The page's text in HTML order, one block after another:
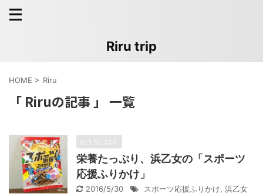
Riru trip
HOME > Riru
「 Riruの記事 」 一覧
おうちごはん
栄養たっぷり、浜乙女の「スポーツ
応援ふりかけ」
2016/5/30 スポーツ応援ふりかけ, 浜乙女